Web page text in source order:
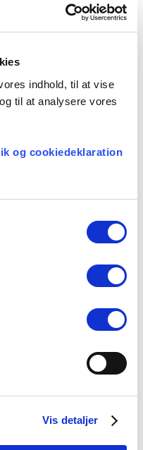
indhold, til at vise
til at analysere vores
og cookiedeklaration
Vis detaljer
i ansøgere til